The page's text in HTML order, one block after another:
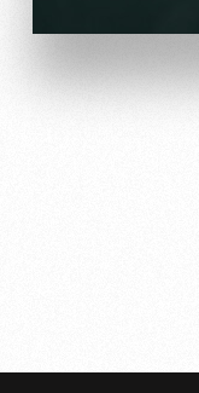
Локо-Лето
Академия